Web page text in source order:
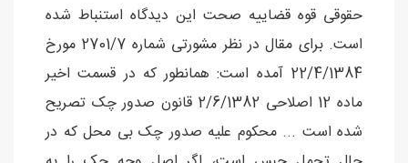
حقوقی قوه قضاییه صحت این دیدگاه استنباط شده
است. برای مقال در نظر مشورتی شماره 2701/7 مورخ
22/4/1384 آمده است: همانطور که در قسمت اخیر
ماده 12 اصلاحی 2/6/1382 قانون صدور چک تصریح
شده است ... محکوم علیه صدور چک بی محل که در